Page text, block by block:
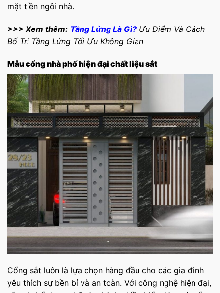
mặt tiền ngôi nhà.
>>> Xem thêm: Tầng Lửng Là Gì? Ưu Điểm Và Cách
Bố Trí Tầng Lửng Tối Ưu Không Gian
Mẫu cổng nhà phố hiện đại chất liệu sắt
Cổng sắt luôn là lựa chọn hàng đầu cho các gia đình
yêu thích sự bền bỉ và an toàn. Với công nghệ hiện đại,